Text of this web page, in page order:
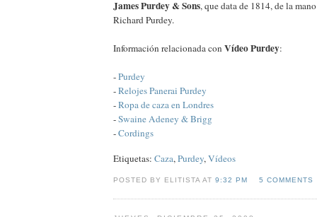
James Purdey & Sons, que data de 1814, de la
Richard Purdey.
Información relacionada con Vídeo Purdey:
-Purdey
-Relojes Panerai Purdey
-Ropa de caza en Londres
-Swaine Adeney & Brigg
-Cordings
Etiquetas: Caza,Purdey,Vídeos
POSTED BY ELITISTA AT9:32 PM 5 COMMENTS